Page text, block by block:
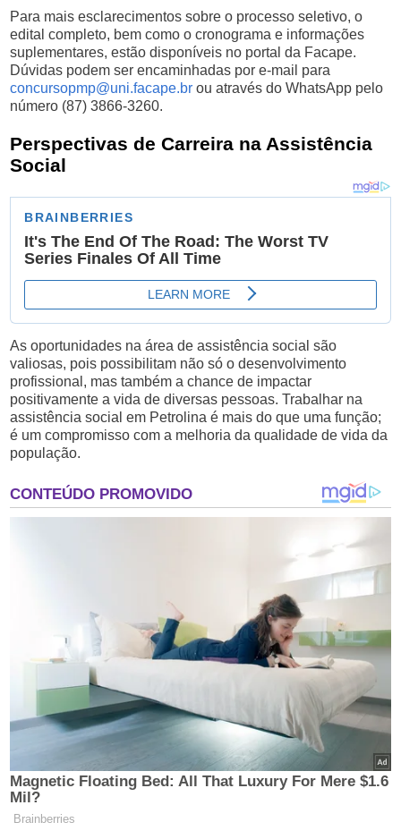
Para mais esclarecimentos sobre o processo seletivo, o
edital completo, bem como o cronograma e informações
suplementares, estão disponíveis no portal da Facape.
Dúvidas podem ser encaminhadas por e-mail para
concursopmp@uni.facape.br ou através do WhatsApp pelo
número (87) 3866-3260.
Perspectivas de Carreira na Assistência
Social
As oportunidades na área de assistência social são
valiosas, pois possibilitam não só o desenvolvimento
profissional, mas também a chance de impactar
positivamente a vida de diversas pessoas. Trabalhar na
assistência social em Petrolina é mais do que uma função;
é um compromisso com a melhoria da qualidade de vida da
população.